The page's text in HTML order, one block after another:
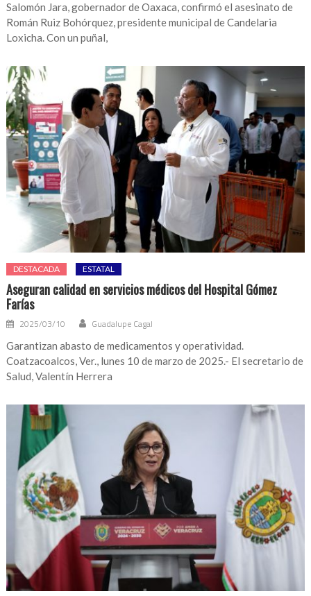
Salomón Jara, gobernador de Oaxaca, confirmó el asesinato de
Román Ruiz Bohórquez, presidente municipal de Candelaria
Loxicha. Con un puñal,
DESTACADA ESTATAL
Aseguran calidad en servicios médicos del Hospital Gómez
Farías
2025/03/10 Guadalupe Cagal
Garantizan abasto de medicamentos y operatividad.
Coatzacoalcos, Ver., lunes 10 de marzo de 2025.- El secretario de
Salud, Valentín Herrera